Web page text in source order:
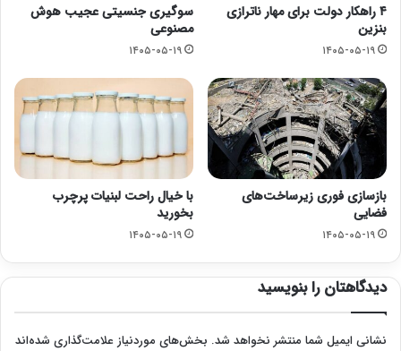
۴ راهکار دولت برای مهار ناترازی
بنزین
۱۴۰۵-۰۵-۱۹
سوگیری جنسیتی عجیب هوش
مصنوعی
۱۴۰۵-۰۵-۱۹
بازسازی فوری زیرساخت‌های
فضایی
۱۴۰۵-۰۵-۱۹
با خیال راحت لبنیات پرچرب
بخورید
۱۴۰۵-۰۵-۱۹
دیدگاهتان را بنویسید
نشانی ایمیل شما منتشر نخواهد شد. بخش‌های موردنیاز علامت‌گذاری شده‌اند